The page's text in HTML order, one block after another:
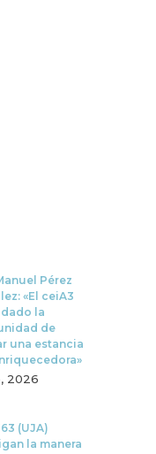
Pérez
«El ceiA3
dado la
de
una estancia
2026
(UJA)
la manera